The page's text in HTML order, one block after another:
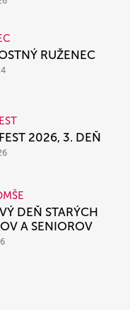
RUŽENEC
2026, 3. DEŇ
DEŇ STARÝCH
A SENIOROV